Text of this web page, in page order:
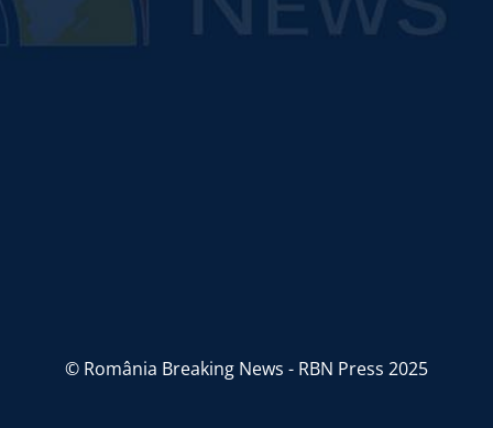
© România Breaking News - RBN Press 2025